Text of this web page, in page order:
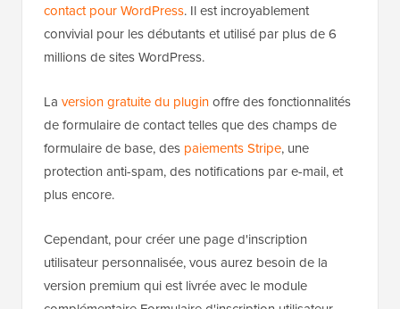
contact pour WordPress. Il est incroyablement
convivial pour les débutants et utilisé par plus de 6
millions de sites WordPress.
La version gratuite du pluginoffre des fonctionnalités
de formulaire de contact telles que des champs de
formulaire de base, des paiements Stripe, une
protection anti-spam, des notifications par e-mail, et
plus encore.
Cependant, pour créer une page d'inscription
utilisateur personnalisée, vous aurez besoin de la
version premium qui est livrée avec le module